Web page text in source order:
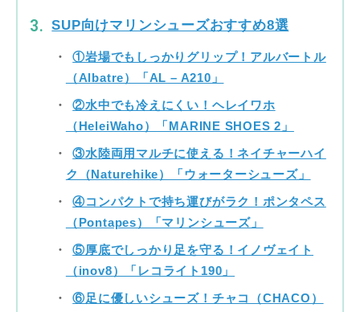
SUP向けマリンシューズおすすめ8選
①岩場でもしっかりグリップ！アルバートル
（Albatre）「AL – A210」
②水中でも冷えにくい！ヘレイワホ
（HeleiWaho）「MARINE SHOES 2」
③水陸両用マルチに使える！ネイチャーハイ
ク（Naturehike）「ウォーターシューズ」
④コンパクトで持ち運びがラク！ポンタペス
（Pontapes）「マリンシューズ」
⑤厚底でしっかり足を守る！イノヴェイト
（inov8）「レコライト190」
⑥足に優しいシューズ！チャコ（CHACO）